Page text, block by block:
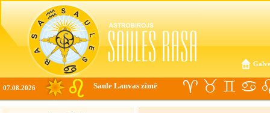
07.08.2026 Saule Lauvas zīmē